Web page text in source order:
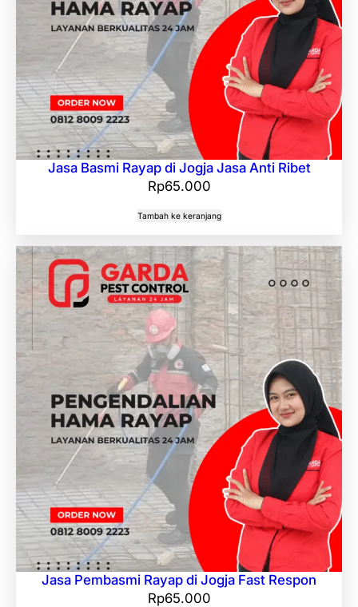
Jasa Basmi Rayap di Jogja Jasa Anti Ribet
Rp65.000
Tambah ke keranjang
Jasa Pembasmi Rayap di Jogja Fast Respon
Rp65.000